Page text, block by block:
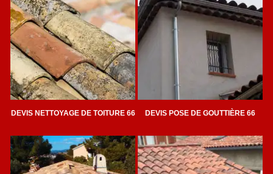
DEVIS NETTOYAGE DE TOITURE 66 DEVIS POSE DE GOUTTIÈRE 66